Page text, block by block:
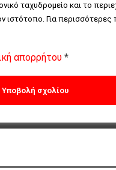
ταχυδρομείο και το
ιστότοπο. Για περισσότερες
απορρήτου *